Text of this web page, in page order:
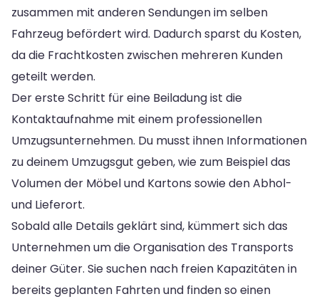
zusammen mit anderen Sendungen im selben
Fahrzeug befördert wird. Dadurch sparst du Kosten,
da die Frachtkosten zwischen mehreren Kunden
geteilt werden.
Der erste Schritt für eine Beiladung ist die
Kontaktaufnahme mit einem professionellen
Umzugsunternehmen. Du musst ihnen Informationen
zu deinem Umzugsgut geben, wie zum Beispiel das
Volumen der Möbel und Kartons sowie den Abhol-
und Lieferort.
Sobald alle Details geklärt sind, kümmert sich das
Unternehmen um die Organisation des Transports
deiner Güter. Sie suchen nach freien Kapazitäten in
bereits geplanten Fahrten und finden so einen